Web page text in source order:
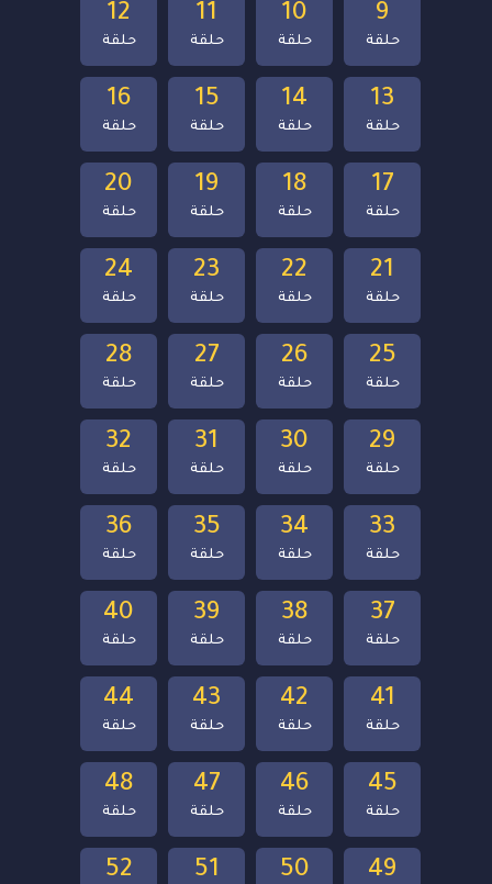
52 51 50 49
48
حلقة
47
حلقة
46
حلقة
45
حلقة
44
حلقة
43
حلقة
42
حلقة
41
حلقة
40
حلقة
39
حلقة
38
حلقة
37
حلقة
36
حلقة
35
حلقة
34
حلقة
33
حلقة
32
حلقة
31
حلقة
30
حلقة
29
حلقة
28
حلقة
27
حلقة
26
حلقة
25
حلقة
24
حلقة
23
حلقة
22
حلقة
21
حلقة
20
حلقة
19
حلقة
18
حلقة
17
حلقة
16
حلقة
15
حلقة
14
حلقة
13
حلقة
12
حلقة
11
حلقة
10
حلقة
9
حلقة